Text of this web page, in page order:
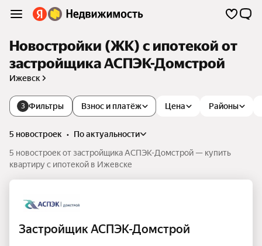
Новостройки (ЖК) с ипотекой от
застройщика АСПЭК-Домстрой
Ижевск
3 Фильтры Цена
Взнос и платёж Районы
5 новостроек •
по актуальности
5 новостроек от застройщика АСПЭК-Домстрой — купить
квартиру с ипотекой в Ижевске
Застройщик АСПЭК-Домстрой